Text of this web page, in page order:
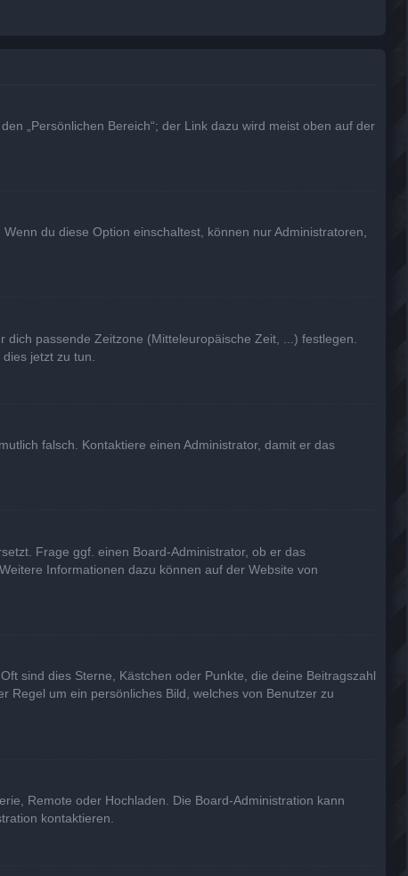
„Persönlichen Bereich“; der Link dazu wird meist oben auf der
du diese Option einschaltest, können nur Administratoren,
passende Zeitzone (Mitteleuropäische Zeit, ...) festlegen.
jetzt zu tun.
falsch. Kontaktiere einen Administrator, damit er das
Frage ggf. einen Board-Administrator, ob er das
Informationen dazu können auf der Website von
sind dies Sterne, Kästchen oder Punkte, die deine Beitragszahl
Regel um ein persönliches Bild, welches von Benutzer zu
Remote oder Hochladen. Die Board-Administration kann
kontaktieren.